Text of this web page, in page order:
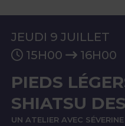
JEUDI 9 JUILLET
15H00
16H00
PIEDS
SHIATSU
UN ATELIER AVEC